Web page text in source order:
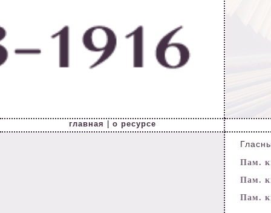
главная |о ресурсе
Пам.
Пам.
Пам.